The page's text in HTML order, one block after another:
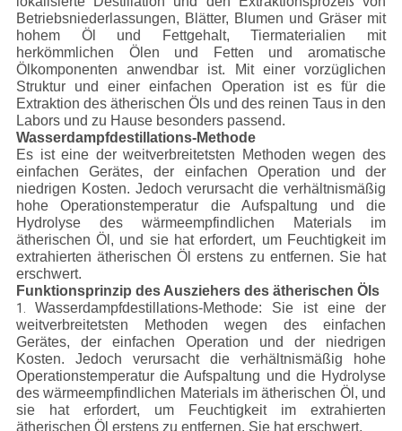
Betriebsniederlassungen, Blätter, Blumen und Gräser mit
hohem Öl und Fettgehalt, Tiermaterialien mit
herkömmlichen Ölen und Fetten und aromatische
Ölkomponenten anwendbar ist. Mit einer vorzüglichen
Struktur und einer einfachen Operation ist es für die
Extraktion des ätherischen Öls und des reinen Taus in den
Labors und zu Hause besonders passend.
Wasserdampfdestillations-Methode
Es ist eine der weitverbreitetsten Methoden wegen des
einfachen Gerätes, der einfachen Operation und der
niedrigen Kosten. Jedoch verursacht die verhältnismäßig
hohe Operationstemperatur die Aufspaltung und die
Hydrolyse des wärmeempfindlichen Materials im
ätherischen Öl, und sie hat erfordert, um Feuchtigkeit im
extrahierten ätherischen Öl erstens zu entfernen. Sie hat
erschwert.
Funktionsprinzip des Ausziehers des ätherischen Öls
1. Wasserdampfdestillations-Methode: Sie ist eine der
weitverbreitetsten Methoden wegen des einfachen
Gerätes, der einfachen Operation und der niedrigen
Kosten. Jedoch verursacht die verhältnismäßig hohe
Operationstemperatur die Aufspaltung und die Hydrolyse
des wärmeempfindlichen Materials im ätherischen Öl, und
sie hat erfordert, um Feuchtigkeit im extrahierten
ätherischen Öl erstens zu entfernen. Sie hat erschwert.